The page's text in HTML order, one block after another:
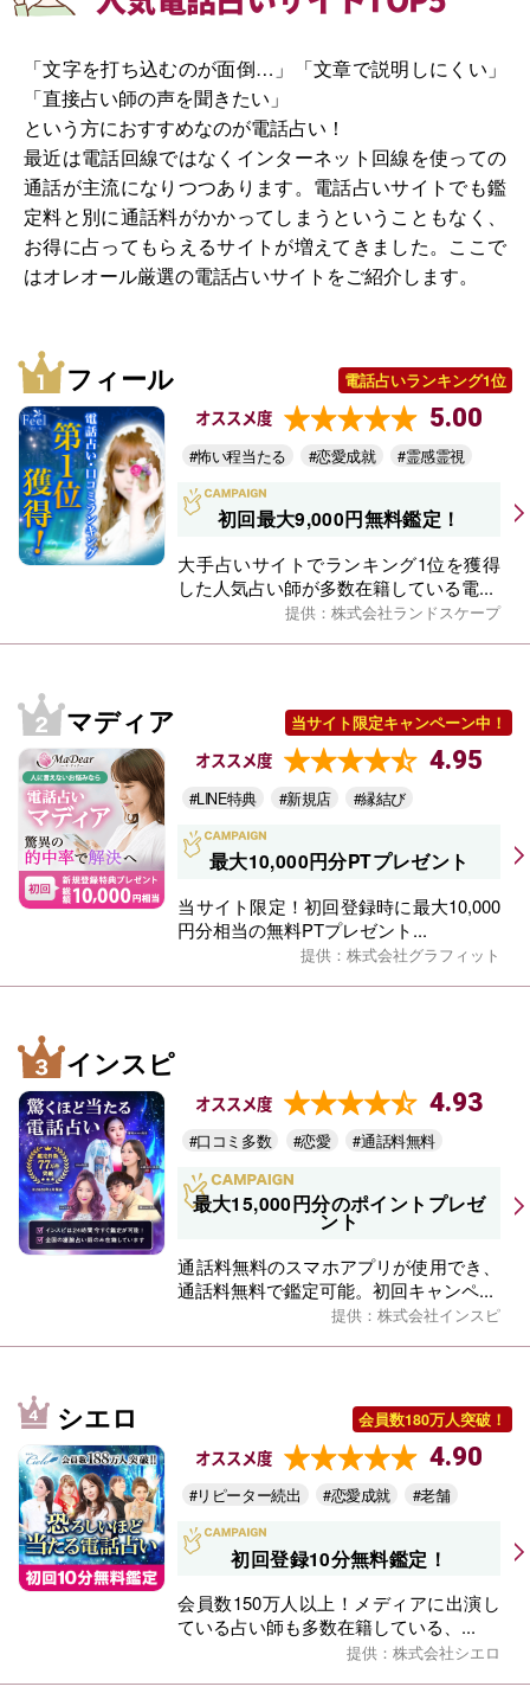
「文字を打ち込むのが面倒…」「文章で説明しにくい」
「直接占い師の声を聞きたい」
という方におすすめなのが電話占い！
最近は電話回線ではなくインターネット回線を使っての
通話が主流になりつつあります。電話占いサイトでも鑑
定料と別に通話料がかかってしまうということもなく、
お得に占ってもらえるサイトが増えてきました。ここで
はオレオール厳選の電話占いサイトをご紹介します。
フィール 電話占いランキング1位
オススメ度 5.00
#怖い程当たる #恋愛成就 #霊感霊視
初回最大9,000円無料鑑定！
大手占いサイトでランキング1位を獲得
した人気占い師が多数在籍している電...
提供：株式会社ランドスケープ
マディア 当サイト限定キャンペーン中！
オススメ度 4.95
#LINE特典 #新規店 #縁結び
最大10,000円分PTプレゼント
当サイト限定！初回登録時に最大10,000
円分相当の無料PTプレゼント...
提供：株式会社グラフィット
インスピ
オススメ度 4.93
#口コミ多数 #恋愛 #通話料無料
最大15,000円分のポイントプレゼ
ント
通話料無料のスマホアプリが使用でき、
通話料無料で鑑定可能。初回キャンペ...
提供：株式会社インスピ
シエロ 会員数180万人突破！
オススメ度 4.90
#リピーター続出 #恋愛成就 #老舗
初回登録10分無料鑑定！
会員数150万人以上！メディアに出演し
ている占い師も多数在籍している、...
提供：株式会社シエロ